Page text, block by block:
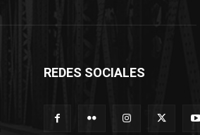
REDES SOCIALES